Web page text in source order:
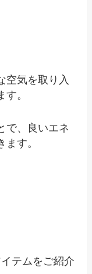
空気を取り入
。
で、良いエネ
す。
テムをご紹介